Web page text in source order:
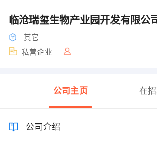
临沧瑞玺生物产业园开发有限公
其它
私营企业
公司主页 在
公司介绍